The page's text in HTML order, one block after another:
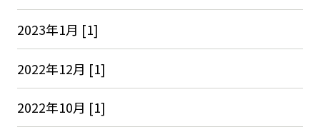
2023年1月 [1]
2022年12月 [1]
2022年10月 [1]